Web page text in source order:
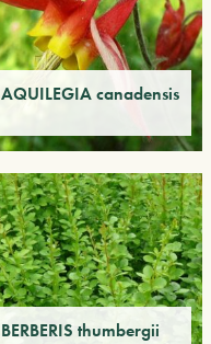
AQUILEGIA canadensis
BERBERIS thumbergii